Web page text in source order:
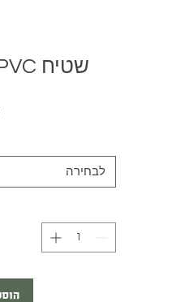
שטיח PVC קלוד מונה TIVA
לבחירה